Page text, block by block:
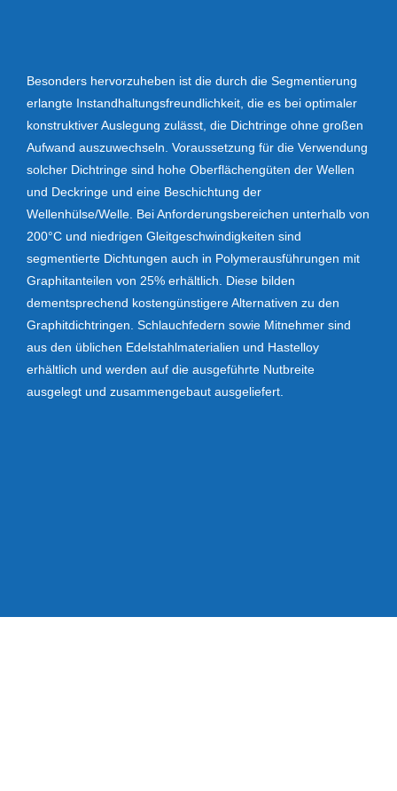
Besonders hervorzuheben ist die durch die Segmentierung
erlangte Instandhaltungsfreundlichkeit, die es bei optimaler
konstruktiver Auslegung zulässt, die Dichtringe ohne großen
Aufwand auszuwechseln. Voraussetzung für die Verwendung
solcher Dichtringe sind hohe Oberflächengüten der Wellen
und Deckringe und eine Beschichtung der
Wellenhülse/Welle. Bei Anforderungsbereichen unterhalb von
200°C und niedrigen Gleitgeschwindigkeiten sind
segmentierte Dichtungen auch in Polymerausführungen mit
Graphitanteilen von 25% erhältlich. Diese bilden
dementsprechend kostengünstigere Alternativen zu den
Graphitdichtringen. Schlauchfedern sowie Mitnehmer sind
aus den üblichen Edelstahlmaterialien und Hastelloy
erhältlich und werden auf die ausgeführte Nutbreite
ausgelegt und zusammengebaut ausgeliefert.